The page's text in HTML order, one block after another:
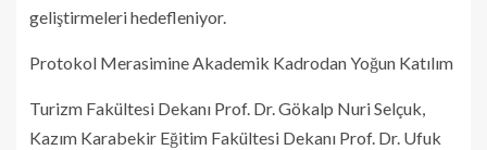
geliştirmeleri hedefleniyor.
Protokol Merasimine Akademik Kadrodan Yoğun Katılım
Turizm Fakültesi Dekanı Prof. Dr. Gökalp Nuri Selçuk,
Kazım Karabekir Eğitim Fakültesi Dekanı Prof. Dr. Ufuk